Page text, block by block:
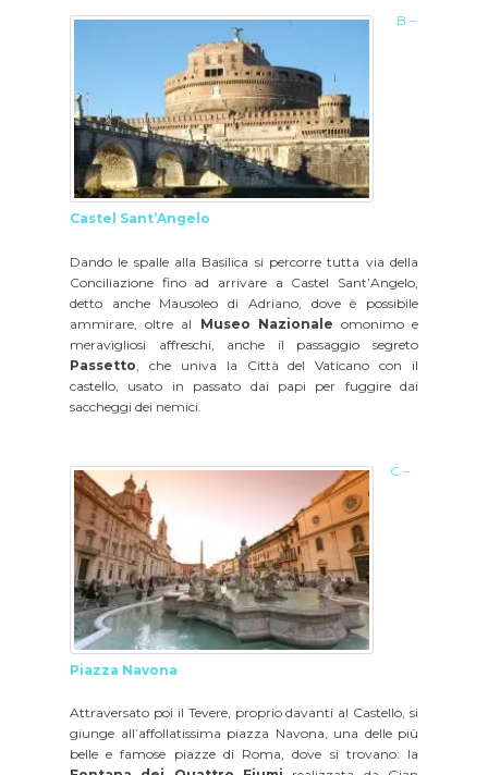
B –
Castel Sant’Angelo
Dando le spalle alla Basilica si percorre tutta via della
Conciliazione fino ad arrivare a Castel Sant’Angelo,
detto anche Mausoleo di Adriano, dove è possibile
ammirare, oltre al Museo Nazionale omonimo e
meravigliosi affreschi, anche il passaggio segreto
Passetto , che univa la Città del Vaticano con il
castello, usato in passato dai papi per fuggire dai
saccheggi dei nemici.
C –
Piazza Navona
Attraversato poi il Tevere, proprio davanti al Castello, si
giunge all’affollatissima piazza Navona, una delle più
belle e famose piazze di Roma, dove si trovano: la